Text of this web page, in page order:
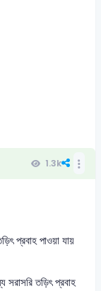
1.3k
প্রবাহ পাওয়া যায়
সরাসরি তড়িৎ প্রবাহ